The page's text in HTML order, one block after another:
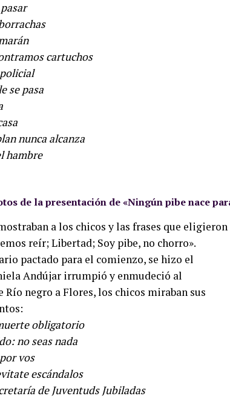
cartuchos
se pasa
nunca alcanza
hambre
de la presentación de «Ningún pibe nace
a los chicos y las frases que
reír; Libertad; Soy pibe, no chorro».
pactado para el comienzo, se hizo el
Andújar irrumpió y enmudeció al
Río negro a Flores, los chicos miraban sus
obligatorio
no seas nada
vos
escándalos
de Juventuds Jubiladas